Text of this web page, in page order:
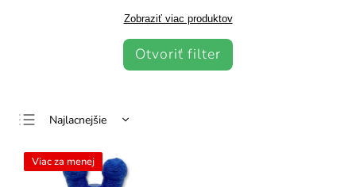
Zobraziť viac produktov
Otvoriť filter
Najlacnejšie
Najpredávanejšie
Viac za menej